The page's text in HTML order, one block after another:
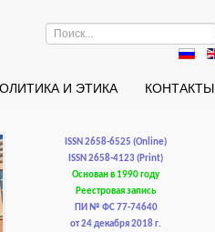
Искать...
И ЭТИКА КОНТАКТЫ
ISSN 2658-6525 (Online)
ISSN 2658-4123 (Print)
Основан в 1990 году
Реестровая запись
ПИ № ФС 77-74640
от 24 декабря 2018 г.